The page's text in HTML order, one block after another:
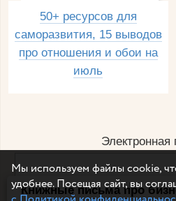
Книжные письма про
50+ ресурсов для
саморазвития, 15 выводов
про отношения и обои на
июль
Электронная
Например,
Мы используем файлы cookie,
удобнее. Посещая сайт, вы